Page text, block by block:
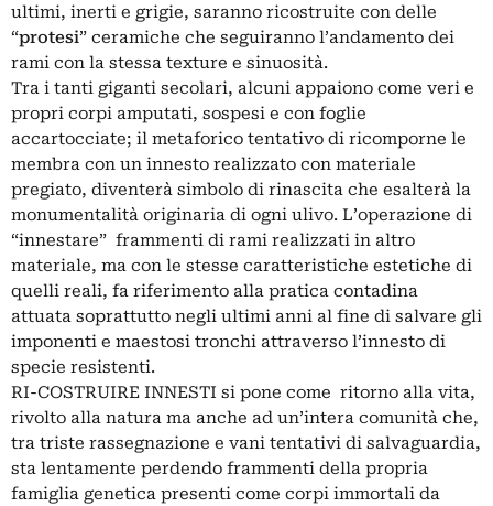
ultimi, inerti e grigie, saranno ricostruite con delle
“protesi” ceramiche che seguiranno l’andamento dei
rami con la stessa texture e sinuosità.
Tra i tanti giganti secolari, alcuni appaiono come veri e
propri corpi amputati, sospesi e con foglie
accartocciate; il metaforico tentativo di ricomporne le
membra con un innesto realizzato con materiale
pregiato, diventerà simbolo di rinascita che esalterà la
monumentalità originaria di ogni ulivo. L’operazione di
“innestare” frammenti di rami realizzati in altro
materiale, ma con le stesse caratteristiche estetiche di
quelli reali, fa riferimento alla pratica contadina
attuata soprattutto negli ultimi anni al fine di salvare gli
imponenti e maestosi tronchi attraverso l’innesto di
specie resistenti.
RI-COSTRUIRE INNESTI si pone come ritorno alla vita,
rivolto alla natura ma anche ad un’intera comunità che,
tra triste rassegnazione e vani tentativi di salvaguardia,
sta lentamente perdendo frammenti della propria
famiglia genetica presenti come corpi immortali da